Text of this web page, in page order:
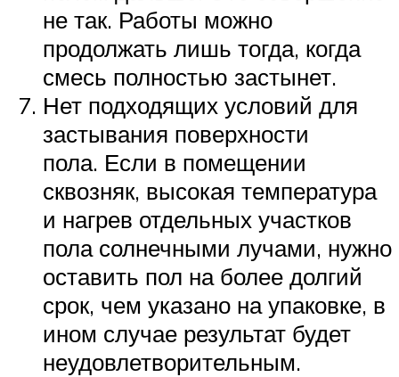
не так. Работы можно
продолжать лишь тогда, когда
смесь полностью застынет.
Нет подходящих условий для
застывания поверхности
пола. Если в помещении
сквозняк, высокая температура
и нагрев отдельных участков
пола солнечными лучами, нужно
оставить пол на более долгий
срок, чем указано на упаковке, в
ином случае результат будет
неудовлетворительным.